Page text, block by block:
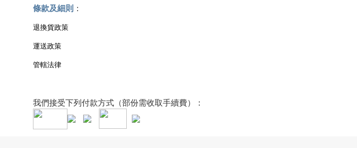
條款及細則 ：
退換貨政策
運送政策
管轄法律
我們接受下列付款方式（部份需收取手續費）：